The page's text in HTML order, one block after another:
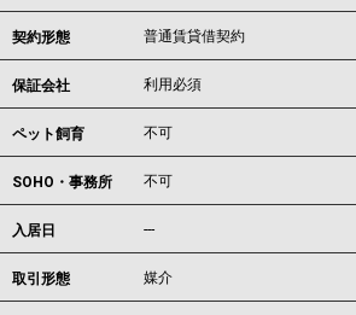
契約形態 普通賃貸借契約
保証会社 利用必須
ペット飼育 不可
SOHO・事務所 不可
入居日 ---
取引形態 媒介